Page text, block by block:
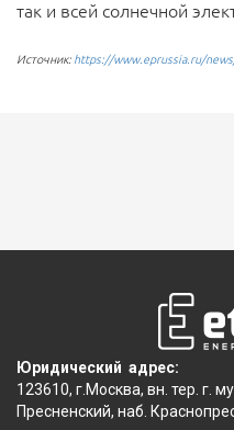
так и всей солнечной
Источник: https://www.eprussia.ru/
Юридический адрес:
123610, г.Москва, вн. тер. г.
Пресненский, наб.